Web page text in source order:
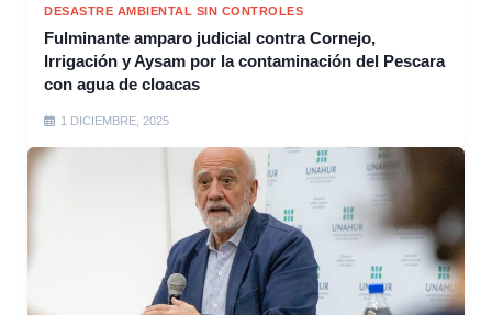
DESASTRE AMBIENTAL SIN CONTROLES
Fulminante amparo judicial contra Cornejo,
Irrigación y Aysam por la contaminación del Pescara
con agua de cloacas
1 DICIEMBRE, 2025